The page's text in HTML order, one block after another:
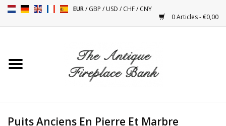
EUR/GBP /USD /CHF/CNY
0 Articles - €0,00
Cheminées Antiques
Puits Anciens En Pierre Et Marbre